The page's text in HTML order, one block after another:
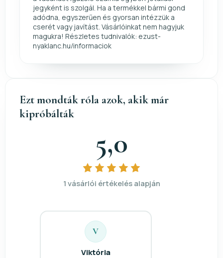
jegyként is szolgál. Ha a termékkel bármi gond
adódna, egyszerűen és gyorsan intézzük a
cserét vagy javítást. Vásárlóinkat nem hagyjuk
magukra! Részletes tudnivalók: ezust-
nyaklanc.hu/informaciok
Ezt mondták róla azok, akik már
kipróbálták
5,0
1 vásárlói értékelés alapján
V
Viktória